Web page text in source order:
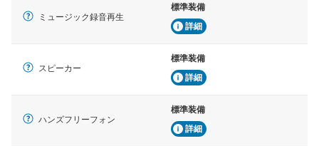
ミュージック録音再生
標準装備
詳細
スピーカー
標準装備
詳細
ハンズフリーフォン
標準装備
詳細